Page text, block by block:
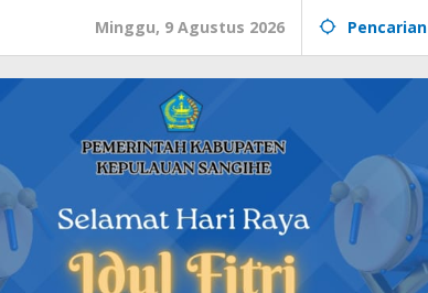
Minggu, 9 Agustus 2026 Pencarian